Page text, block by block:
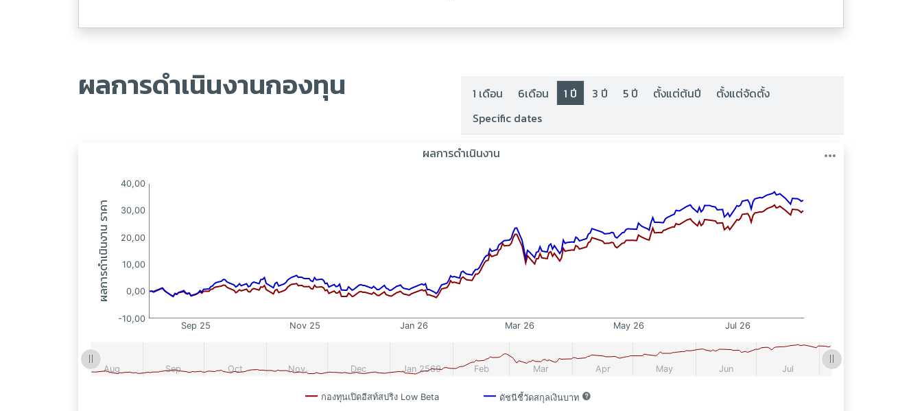
ผลการดำเนินงานกองทุน 1 เดือน 6เดือน 1 ปี 3 ปี 5 ปี ตั้งแต่ต้นปี
ตั้งแต่จัดตั้ง
Specific dates